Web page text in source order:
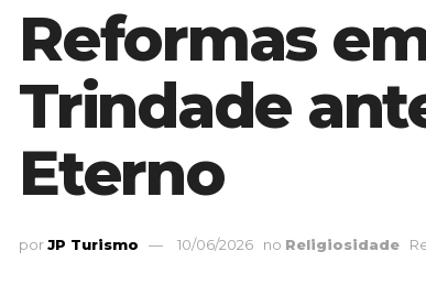
Reformas
Trindade
Eterno
porJP Turismo 10/06/2026 no Religiosidade